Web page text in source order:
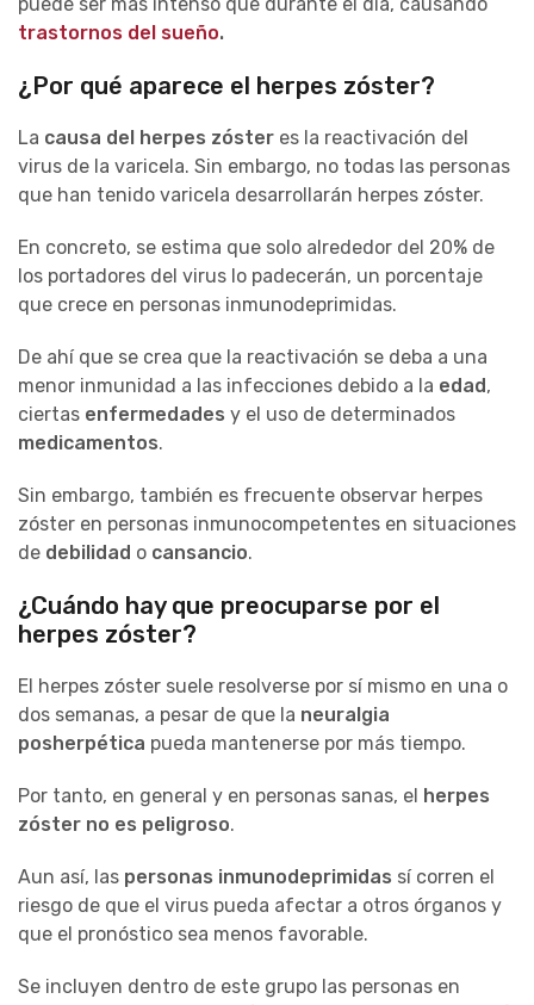
trastornos del sueño.
¿Por qué aparece el herpes zóster?
La causa del herpes zóster es la reactivación del
virus de la varicela. Sin embargo, no todas las personas
que han tenido varicela desarrollarán herpes zóster.
En concreto, se estima que solo alrededor del 20% de
los portadores del virus lo padecerán, un porcentaje
que crece en personas inmunodeprimidas.
De ahí que se crea que la reactivación se deba a una
menor inmunidad a las infecciones debido a la edad,
ciertas enfermedades y el uso de determinados
medicamentos.
Sin embargo, también es frecuente observar herpes
zóster en personas inmunocompetentes en situaciones
de debilidad o cansancio.
¿Cuándo hay que preocuparse por el
herpes zóster?
El herpes zóster suele resolverse por sí mismo en una o
dos semanas, a pesar de que la neuralgia
posherpética pueda mantenerse por más tiempo.
Por tanto, en general y en personas sanas, el herpes
zóster no es peligroso.
Aun así, las personas inmunodeprimidas sí corren el
riesgo de que el virus pueda afectar a otros órganos y
que el pronóstico sea menos favorable.
Se incluyen dentro de este grupo las personas en